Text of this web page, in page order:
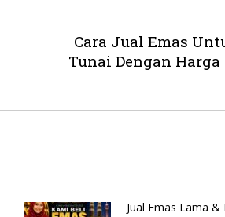
Cara Jual Emas
Tunai Dengan
Jual Emas Lama